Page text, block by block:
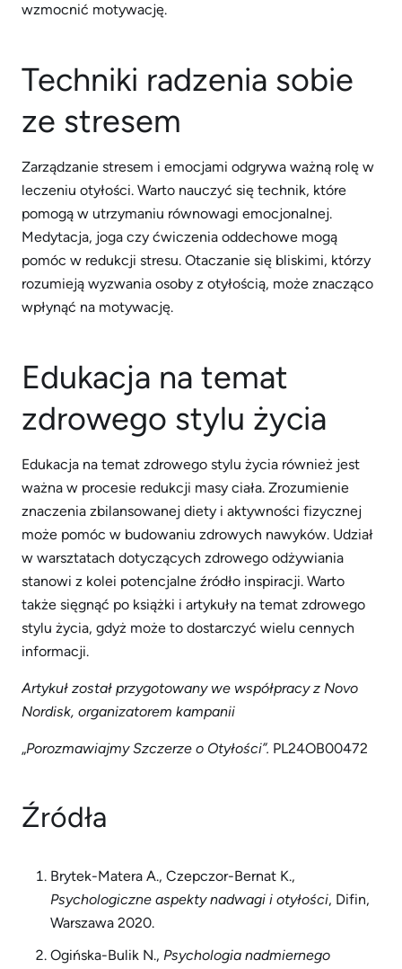
wzmocnić motywację.
Techniki radzenia sobie
ze stresem
Zarządzanie stresem i emocjami odgrywa ważną rolę w
leczeniu otyłości. Warto nauczyć się technik, które
pomogą w utrzymaniu równowagi emocjonalnej.
Medytacja, joga czy ćwiczenia oddechowe mogą
pomóc w redukcji stresu. Otaczanie się bliskimi, którzy
rozumieją wyzwania osoby z otyłością, może znacząco
wpłynąć na motywację.
Edukacja na temat
zdrowego stylu życia
Edukacja na temat zdrowego stylu życia również jest
ważna w procesie redukcji masy ciała. Zrozumienie
znaczenia zbilansowanej diety i aktywności fizycznej
może pomóc w budowaniu zdrowych nawyków. Udział
w warsztatach dotyczących zdrowego odżywiania
stanowi z kolei potencjalne źródło inspiracji. Warto
także sięgnąć po książki i artykuły na temat zdrowego
stylu życia, gdyż może to dostarczyć wielu cennych
informacji.
Artykuł został przygotowany we współpracy z Novo
Nordisk, organizatorem kampanii
„Porozmawiajmy Szczerze o Otyłości”. PL24OB00472
Źródła
Brytek-Matera A., Czepczor-Bernat K.,
Psychologiczne aspekty nadwagi i otyłości, Difin,
Warszawa 2020.
Ogińska-Bulik N., Psychologia nadmiernego